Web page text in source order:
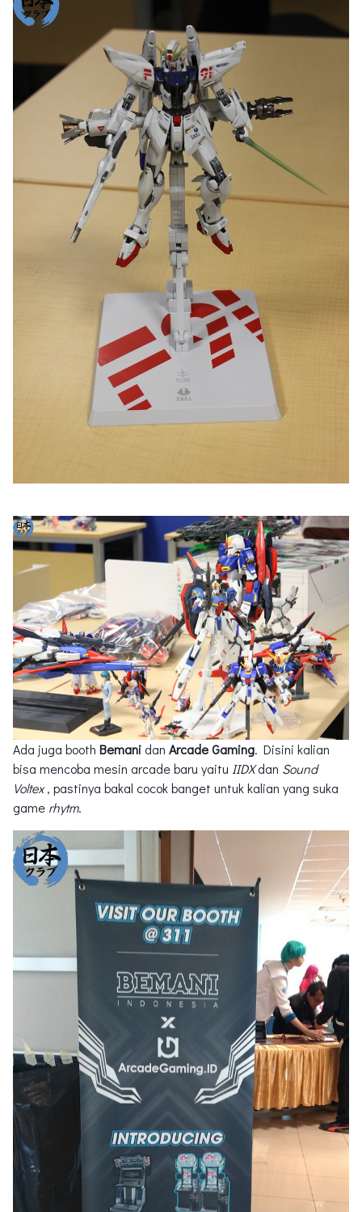
Ada juga booth Bemani dan Arcade Gaming. Disini kalian
bisa mencoba mesin arcade baru yaitu IIDXdan Sound
Voltex, pastinya bakal cocok banget untuk kalian yang suka
game rhytm.